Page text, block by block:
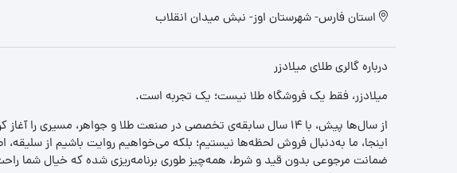
استان فارس- شهرستان اوز- نبش میدان انقلاب
درباره گالری طلای میلادزر
میلادزر، فقط یک فروشگاه طلا نیست؛ یک تجربه‌ است.
از سال‌ها پیش، با ۱۴ سال سابقه‌ی تخصصی در صنعت طلا و جواهر، مسیری را آغاز کردیم تا «اعتماد» را با «زیبایی» ترکیب کنیم.
اینجا، ما به‌دنبال فروش لحظه‌ها نیستیم؛ بلکه می‌خواهیم روایت باشیم از
ضمانت مرجوعی بدون قید و شرط، همه‌چیز طوری برنامه‌ریزی شده که خیال شما